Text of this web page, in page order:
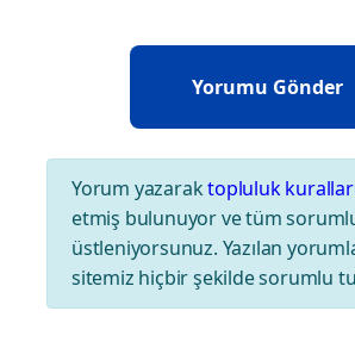
Yorum yazaraktopluluk
etmiş bulunuyor ve tüm
üstleniyorsunuz. Yazılan
sitemiz hiçbir şekilde sorumlu